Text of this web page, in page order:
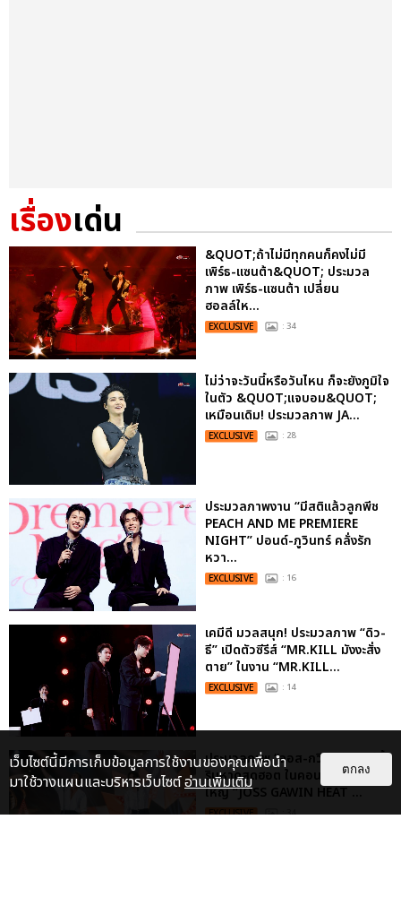
เรื่องเด่น
&QUOT;ถ้าไม่มีทุกคนก็คงไม่มี
เพิร์ธ-แซนต้า&QUOT; ประมวล
ภาพ เพิร์ธ-แซนต้า เปลี่ยน
ฮอลล์ให...
EXCLUSIVE : 34
ไม่ว่าจะวันนี้หรือวันไหน ก็จะยังภูมิใจ
ในตัว &QUOT;แจบอม&QUOT;
เหมือนเดิม! ประมวลภาพ JA...
EXCLUSIVE : 28
ประมวลภาพงาน “มีสติแล้วลูกพีช
PEACH AND ME PREMIERE
NIGHT” ปอนด์-ภูวินทร์ คลั่งรัก
หวา...
EXCLUSIVE : 16
เคมีดี มวลสนุก! ประมวลภาพ “ดิว-
ธี” เปิดตัวซีรีส์ “MR.KILL มังงะสั่ง
ตาย” ในงาน “MR.KILL...
EXCLUSIVE : 14
ประมวลภาพ “จอส-กวิน” จัดปาร์ตี้
ริมหาดสุดฮอต ในคอนเสิร์ตครั้งยิ่ง
ใหญ่ “JOSS GAWIN HEAT ...
EXCLUSIVE : 34
เว็บไซต์นี้มีการเก็บข้อมูลการใช้งานของคุณเพื่อนำ
มาใช้วางแผนและบริหารเว็บไซต์อ่านเพิ่มเติม
ตกลง